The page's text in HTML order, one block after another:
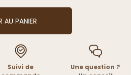
AU PANIER
Suivi de
Une question ?